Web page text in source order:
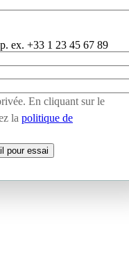
ex. +33 1 23 45 67 89
En cliquant sur le
la politique de
pour essai